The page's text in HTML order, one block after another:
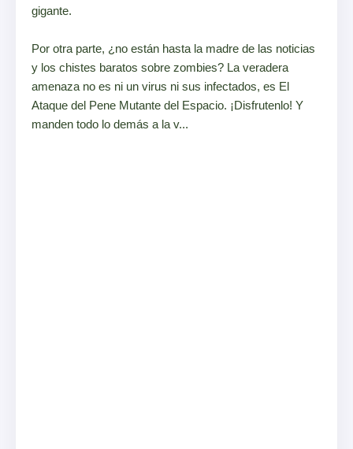
gigante.
Por otra parte, ¿no están hasta la madre de las noticias
y los chistes baratos sobre zombies? La veradera
amenaza no es ni un virus ni sus infectados, es El
Ataque del Pene Mutante del Espacio. ¡Disfrutenlo! Y
manden todo lo demás a la v...